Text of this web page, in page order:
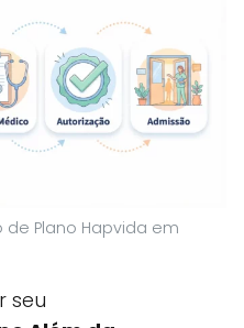
Plano Hapvida em
seu